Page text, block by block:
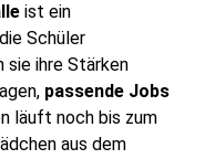
ist ein
Schüler
sie ihre Stärken
passende Jobs
läuft noch bis zum
aus dem